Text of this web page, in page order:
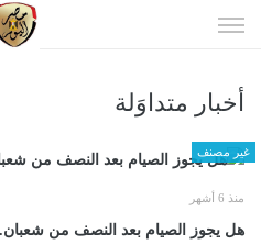
الى
أخبار متداوَلة
غير مصنف
منذ 6 أشهر
هل يجوز الصيام بعد النصف من